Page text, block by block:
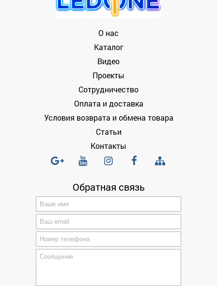
О нас
Каталог
Видео
Проекты
Сотрудничество
Оплата и доставка
Условия возврата и обмена товара
Статьи
Контакты
Обратная связь